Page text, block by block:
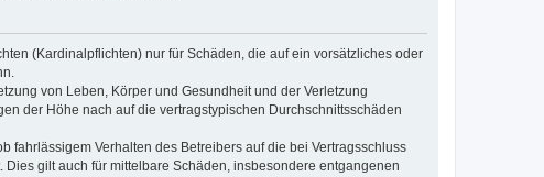
(Kardinalpflichten) nur für Schäden, die auf ein vorsätzliches oder
von Leben, Körper und Gesundheit und der Verletzung
der Höhe nach auf die vertragstypischen Durchschnittsschäden
fahrlässigem Verhalten des Betreibers auf die bei Vertragsschluss
gilt auch für mittelbare Schäden, insbesondere entgangenen